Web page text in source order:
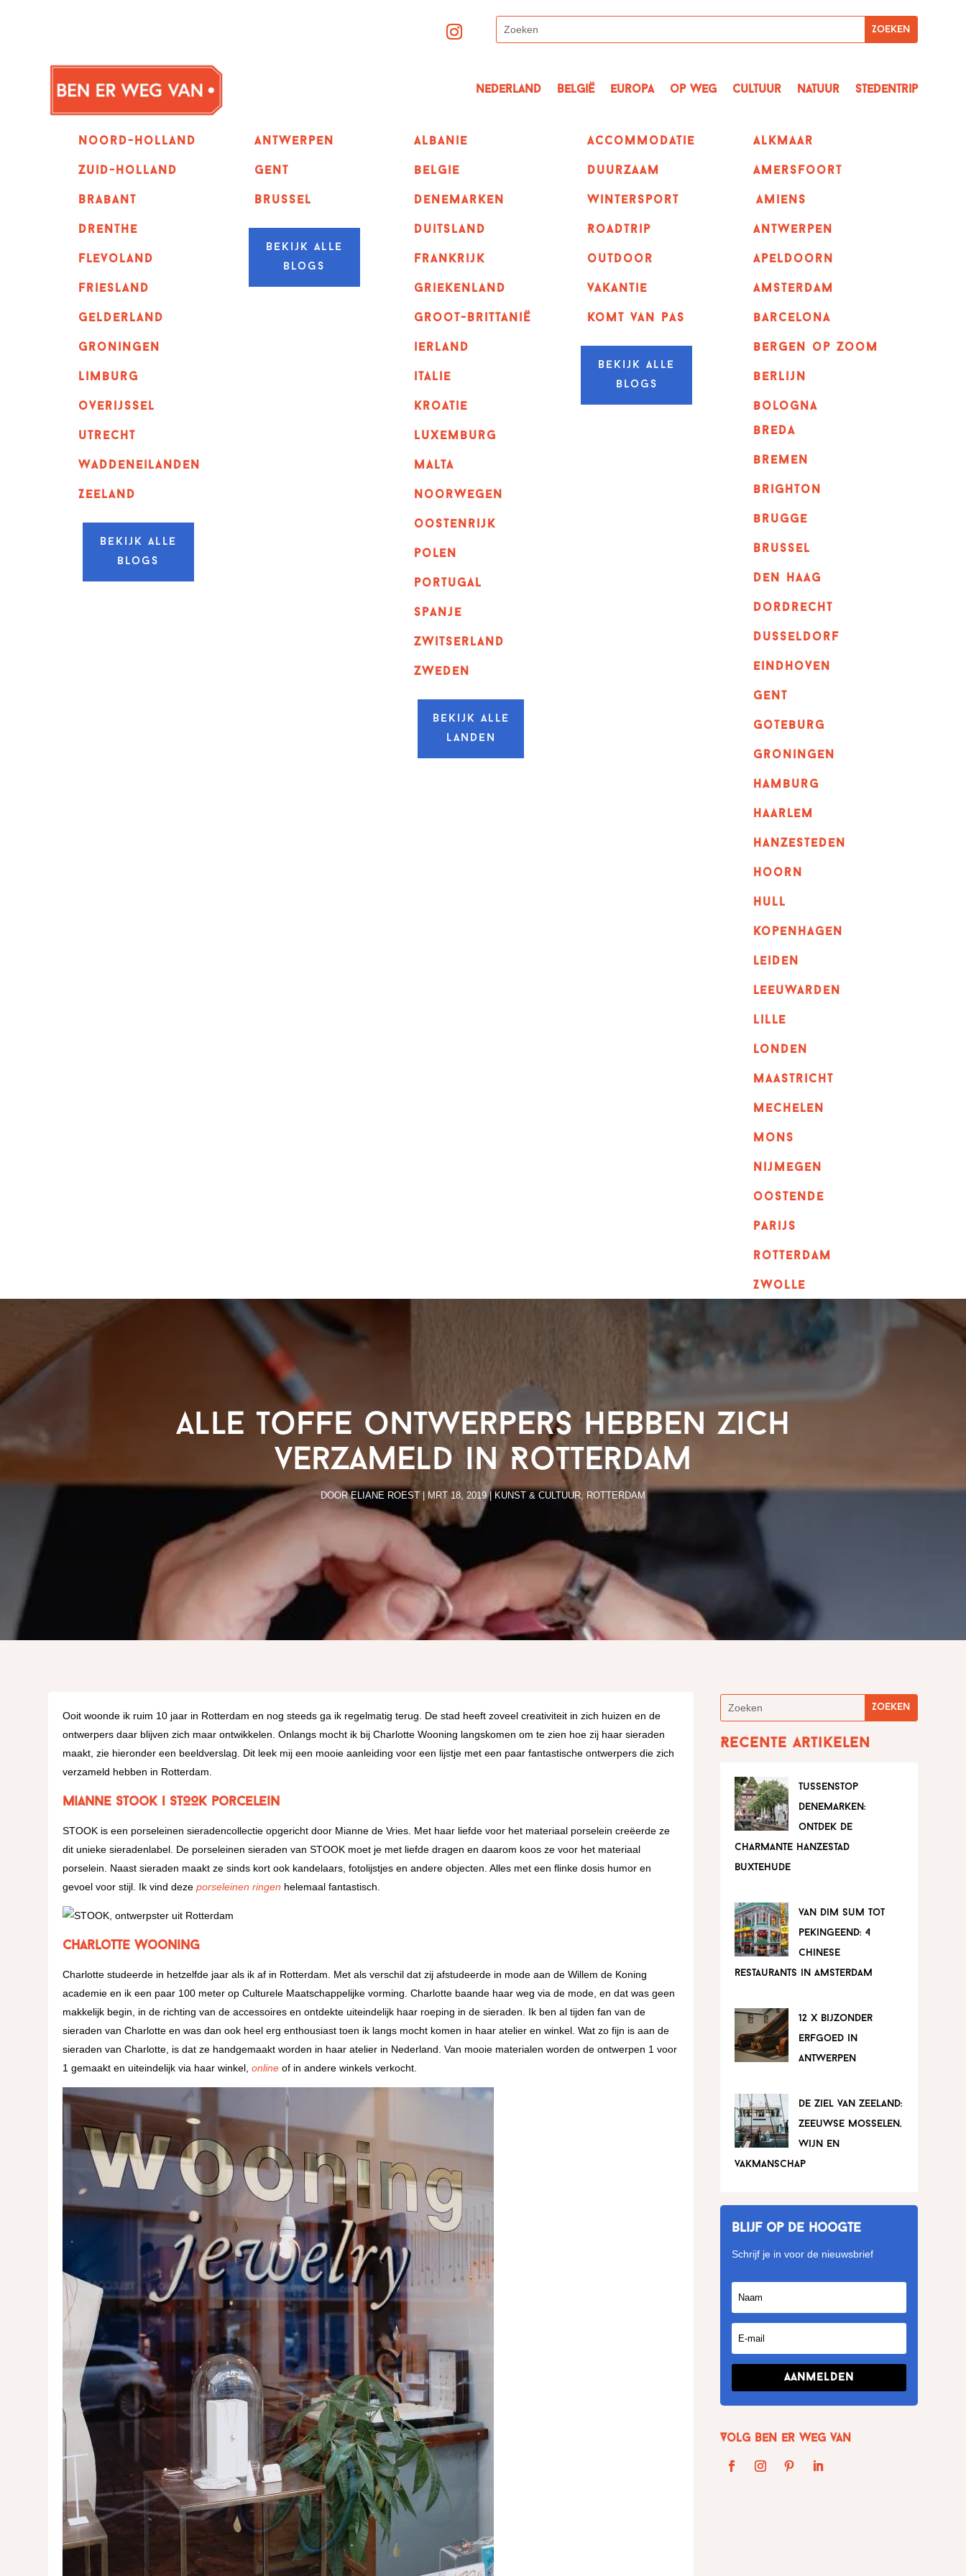
Nederland België Europa op Weg Cultuur Natuur Stedentrip
Noord-holland
zuid-holland
Brabant
Drenthe
Flevoland
Friesland
Gelderland
Groningen
Limburg
overijssel
utrecht
Waddeneilanden
Zeeland
Bekijk alle
blogs
Antwerpen
GENT
Brussel
Bekijk alle
blogs
albanie
belgie
denemarken
duitsland
frankrijk
griekenland
Groot-Brittanië
ierland
italie
kroatie
luxemburg
malta
noorwegen
oostenrijk
polen
portugal
spanje
zwitserland
zweden
Bekijk alle
landen
Accommodatie
Duurzaam
wintersport
Roadtrip
outdoor
vakantie
komt van pas
Bekijk alle
blogs
alkmaar
amersfoort
amiens
Antwerpen
apeldoorn
Amsterdam
barcelona
bergen op zoom
berlijn
bologna
breda
bremen
brighton
brugge
Brussel
Den haag
dordrecht
dusseldorf
eindhoven
GENT
goteburg
groningen
hamburg
haarlem
hanzesteden
hoorn
hull
kopenhagen
leiden
leeuwarden
lille
londen
maastricht
mechelen
mons
nijmegen
oostende
parijs
rotterdam
Zwolle
Alle toffe ontwerpers hebben zich
verzameld in Rotterdam
DOORELIANE ROEST MRT 18, 2019| KUNST & CULTUUR ROTTERDAM
Ooit woonde ik ruim 10 jaar in Rotterdam en nog steeds ga ik regelmatig terug. De stad heeft zoveel creativiteit in zich huizen en de
ontwerpers daar blijven zich maar ontwikkelen. Onlangs mocht ik bij Charlotte Wooning langskomen om te zien hoe zij haar sieraden
maakt, zie hieronder een beeldverslag. Dit leek mij een mooie aanleiding voor een lijstje met een paar fantastische ontwerpers die zich
verzameld hebben in Rotterdam.
Mianne Stook | STOOK porcelein
STOOK is een porseleinen sieradencollectie opgericht door Mianne de Vries. Met haar liefde voor het materiaal porselein creëerde ze
dit unieke sieradenlabel. De porseleinen sieraden van STOOK moet je met liefde dragen en daarom koos ze voor het materiaal
porselein. Naast sieraden maakt ze sinds kort ook kandelaars, fotolijstjes en andere objecten. Alles met een flinke dosis humor en
gevoel voor stijl. Ik vind dezeporseleinen ringen helemaal fantastisch.
Charlotte Wooning
Charlotte studeerde in hetzelfde jaar als ik af in Rotterdam. Met als verschil dat zij afstudeerde in mode aan de Willem de Koning
academie en ik een paar 100 meter op Culturele Maatschappelijke vorming. Charlotte baande haar weg via de mode, en dat was geen
makkelijk begin, in de richting van de accessoires en ontdekte uiteindelijk haar roeping in de sieraden. Ik ben al tijden fan van de
sieraden van Charlotte en was dan ook heel erg enthousiast toen ik langs mocht komen in haar atelier en winkel. Wat zo fijn is aan de
sieraden van Charlotte, is dat ze handgemaakt worden in haar atelier in Nederland. Van mooie materialen worden de ontwerpen 1 voor
1 gemaakt en uiteindelijk via haar winkel,online of in andere winkels verkocht.
Recente artikelen
tussenstop
denemarken:
ontdek de
charmante hanzestad
buxtehude
van dim sum tot
pekingeend: 4
chinese
restaurants in amsterdam
12 x bijzonder
erfgoed in
antwerpen
de ziel van zeeland:
zeeuwse mosselen,
wijn en
vakmanschap
Blijf op de hoogte
Schrijf je in voor de nieuwsbrief
Aanmelden
Volg Ben er weg van